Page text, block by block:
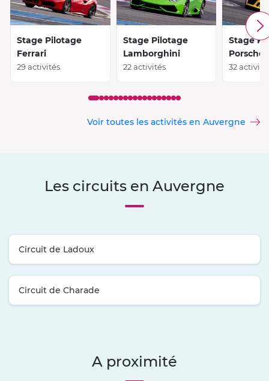
Stage Pilotage
Ferrari
29 activités
Stage Pilotage
Lamborghini
22 activités
Stage
Porsche
32
Voir toutes les activités en Auvergne
Les circuits en Auvergne
Circuit de Ladoux
Circuit de Charade
A proximité